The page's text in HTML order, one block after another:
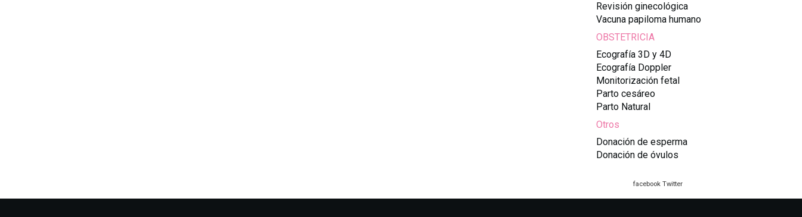
Revisión ginecológica
Vacuna papiloma humano
OBSTETRICIA
Ecografía 3D y 4D
Ecografía Doppler
Monitorización fetal
Parto cesáreo
Parto Natural
Otros
Donación de esperma
Donación de óvulos
facebook Twitter